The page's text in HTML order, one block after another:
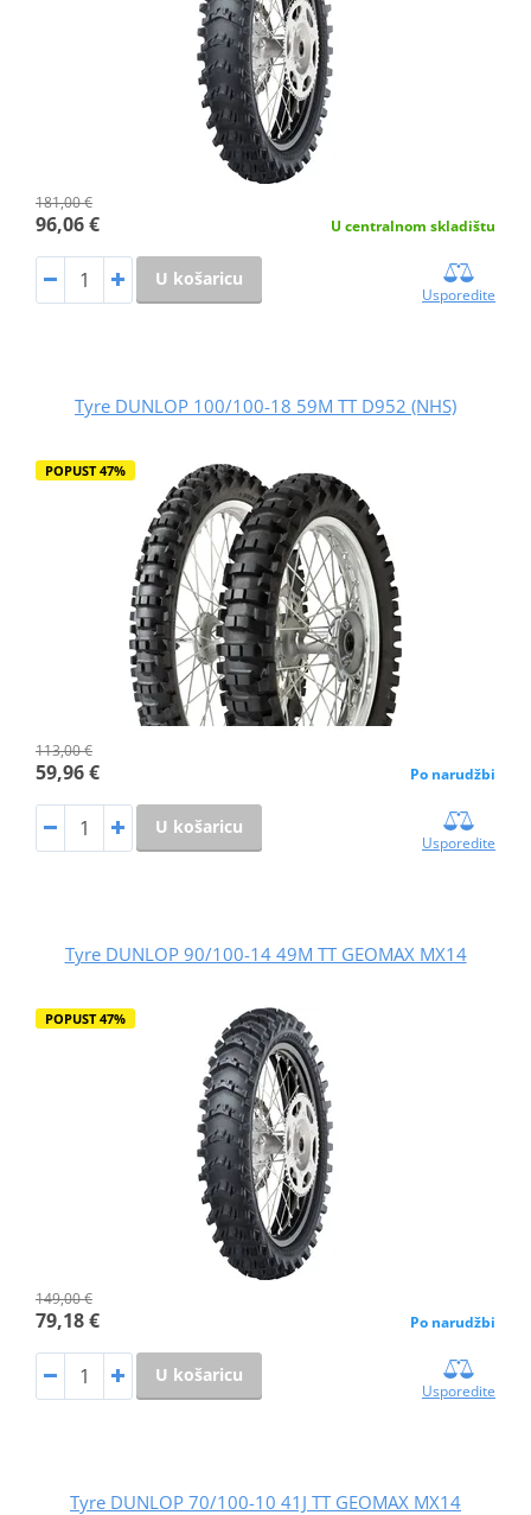
181,00 €
96,06 € U centralnom skladištu
U košaricu
Usporedite
Tyre DUNLOP 100/100-18 59M TT D952 (NHS)
POPUST 47%
113,00 €
59,96 € Po narudžbi
U košaricu
Usporedite
Tyre DUNLOP 90/100-14 49M TT GEOMAX MX14
POPUST 47%
149,00 €
79,18 € Po narudžbi
U košaricu
Usporedite
Tyre DUNLOP 70/100-10 41J TT GEOMAX MX14